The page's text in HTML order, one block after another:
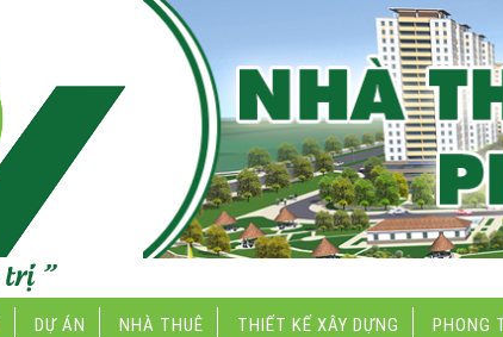
DỰ ÁN NHÀ THUÊ THIẾT KẾ XÂY DỰNG PHONG